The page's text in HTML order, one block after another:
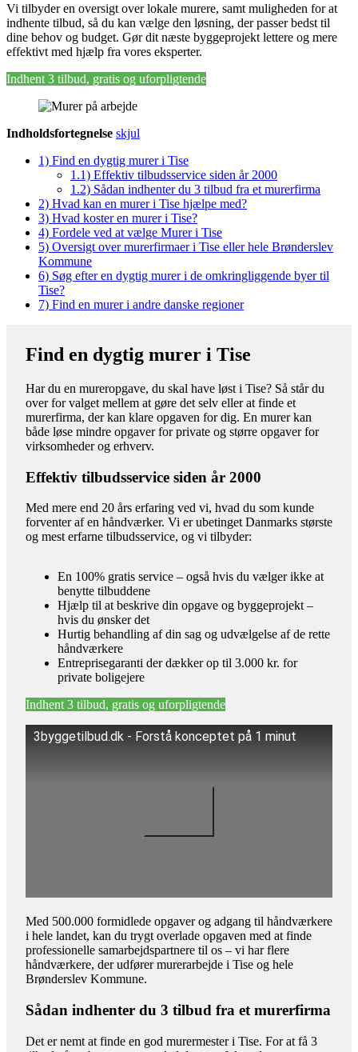
Vi tilbyder en oversigt over lokale murere, samt muligheden for at
indhente tilbud, så du kan vælge den løsning, der passer bedst til
dine behov og budget. Gør dit næste byggeprojekt lettere og mere
effektivt med hjælp fra vores eksperter.
Indhent 3 tilbud, gratis og uforpligtende
Indholdsfortegnelse skjul
1) Find en dygtig murer i Tise
1.1) Effektiv tilbudsservice siden år 2000
1.2) Sådan indhenter du 3 tilbud fra et murerfirma
2) Hvad kan en murer i Tise hjælpe med?
3) Hvad koster en murer i Tise?
4) Fordele ved at vælge Murer i Tise
5) Oversigt over murerfirmaer i Tise eller hele Brønderslev
Kommune
6) Søg efter en dygtig murer i de omkringliggende byer til
Tise?
7) Find en murer i andre danske regioner
Find en dygtig murer i Tise
Har du en mureropgave, du skal have løst i Tise? Så står du
over for valget mellem at gøre det selv eller at finde et
murerfirma, der kan klare opgaven for dig. En murer kan
både løse mindre opgaver for private og større opgaver for
virksomheder og erhverv.
Effektiv tilbudsservice siden år 2000
Med mere end 20 års erfaring ved vi, hvad du som kunde
forventer af en håndværker. Vi er ubetinget Danmarks største
og mest erfarne tilbudsservice, og vi tilbyder:
En 100% gratis service – også hvis du vælger ikke at
benytte tilbuddene
Hjælp til at beskrive din opgave og byggeprojekt –
hvis du ønsker det
Hurtig behandling af din sag og udvælgelse af de rette
håndværkere
Entreprisegaranti der dækker op til 3.000 kr. for
private boligejere
Indhent 3 tilbud, gratis og uforpligtende
3byggetilbud.dk - Forstå konceptet på 1 minut
Med 500.000 formidlede opgaver og adgang til håndværkere
i hele landet, kan du trygt overlade opgaven med at finde
professionelle samarbejdspartnere til os – vi har flere
håndværkere, der udfører murerarbejde i Tise og hele
Brønderslev Kommune.
Sådan indhenter du 3 tilbud fra et murerfirma
Det er nemt at finde en god murermester i Tise. For at få 3